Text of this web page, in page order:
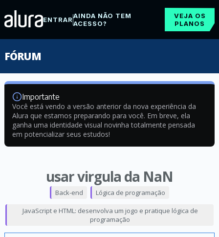
ENTRARAINDA NÃO TEM
ACESSO?
VEJA OS
PLANOS
FÓRUM
Importante
Você está vendo a versão anterior da nova experiência da
Alura que estamos preparando para você. Em breve, ela
ganha uma identidade visual novinha totalmente pensada
em potencializar seus estudos!
usar virgula da NaN
Back-end Lógica de programação
JavaScript e HTML: desenvolva um jogo e pratique lógica de
programação